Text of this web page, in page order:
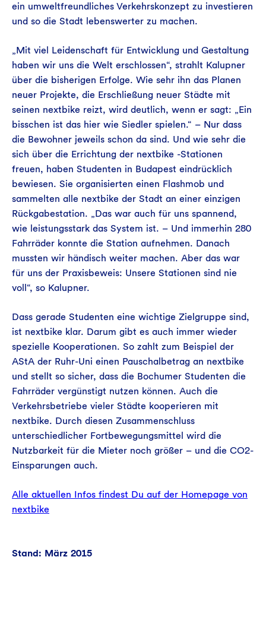
ein umweltfreundliches Verkehrskonzept zu investieren
und so die Stadt lebenswerter zu machen.
„Mit viel Leidenschaft für Entwicklung und Gestaltung
haben wir uns die Welt erschlossen“, strahlt Kalupner
über die bisherigen Erfolge. Wie sehr ihn das Planen
neuer Projekte, die Erschließung neuer Städte mit
seinen nextbike reizt, wird deutlich, wenn er sagt: „Ein
bisschen ist das hier wie Siedler spielen.“ – Nur dass
die Bewohner jeweils schon da sind. Und wie sehr die
sich über die Errichtung der nextbike -Stationen
freuen, haben Studenten in Budapest eindrücklich
bewiesen. Sie organisierten einen Flashmob und
sammelten alle nextbike der Stadt an einer einzigen
Rückgabestation. „Das war auch für uns spannend,
wie leistungsstark das System ist. – Und immerhin 280
Fahrräder konnte die Station aufnehmen. Danach
mussten wir händisch weiter machen. Aber das war
für uns der Praxisbeweis: Unsere Stationen sind nie
voll“, so Kalupner.
Dass gerade Studenten eine wichtige Zielgruppe sind,
ist nextbike klar. Darum gibt es auch immer wieder
spezielle Kooperationen. So zahlt zum Beispiel der
AStA der Ruhr-Uni einen Pauschalbetrag an nextbike
und stellt so sicher, dass die Bochumer Studenten die
Fahrräder vergünstigt nutzen können. Auch die
Verkehrsbetriebe vieler Städte kooperieren mit
nextbike. Durch diesen Zusammenschluss
unterschiedlicher Fortbewegungsmittel wird die
Nutzbarkeit für die Mieter noch größer – und die CO2-
Einsparungen auch.
Alle aktuellen Infos findest Du auf der Homepage von
nextbike
Stand: März 2015